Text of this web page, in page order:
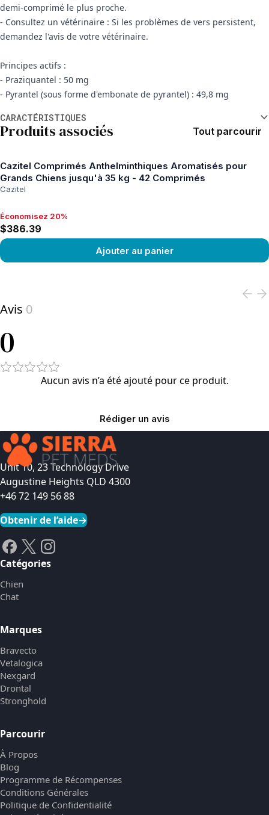
demi-comprimé le plus proche.
- Consultez un vétérinaire : Si les problèmes de vers persistent,
demandez l'avis de votre vétérinaire.
Principes actifs :
- Praziquantel : 50 mg
- Pyrantel (sous forme d'embonate de pyrantel) : 49,8 mg
CARACTÉRISTIQUES
Produits associés Tout parcourir
Cazitel Comprimés Anthelminthiques Aromatisés pour
Grands Chiens jusqu'à 35 kg - 42 Comprimés
Cazitel
Économisez 20%, $386.39
Économisez 20%
$386.39
Ajouter au panier
Avis 0
0
Aucun avis n’a été ajouté pour ce produit.
Rédiger un avis
Unit 10, 23 Technology Drive
Augustine Heights QLD 4300
+46 72 149 56 88
Obtenir de l’aide→
Catégories
Chien
Chat
Marques
Bravecto
Vetalogica
Nexgard
Drontal
Stronghold
Parcourir
À Propos
Blog
Programme de Récompenses
Conditions Générales
Politique de Confidentialité